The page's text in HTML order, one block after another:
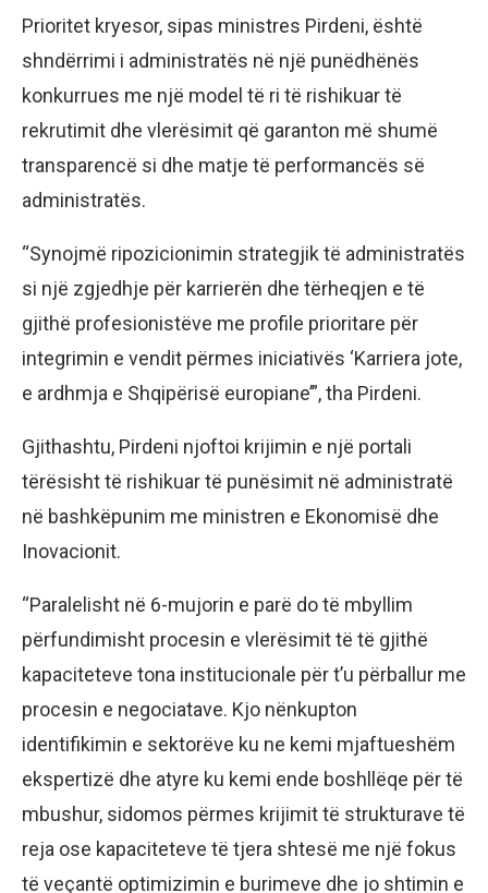
Prioritet kryesor, sipas ministres Pirdeni, është
shndërrimi i administratës në një punëdhënës
konkurrues me një model të ri të rishikuar të
rekrutimit dhe vlerësimit që garanton më shumë
transparencë si dhe matje të performancës së
administratës.
“Synojmë ripozicionimin strategjik të administratës
si një zgjedhje për karrierën dhe tërheqjen e të
gjithë profesionistëve me profile prioritare për
integrimin e vendit përmes iniciativës ‘Karriera jote,
e ardhmja e Shqipërisë europiane’”, tha Pirdeni.
Gjithashtu, Pirdeni njoftoi krijimin e një portali
tërësisht të rishikuar të punësimit në administratë
në bashkëpunim me ministren e Ekonomisë dhe
Inovacionit.
“Paralelisht në 6-mujorin e parë do të mbyllim
përfundimisht procesin e vlerësimit të të gjithë
kapaciteteve tona institucionale për t’u përballur me
procesin e negociatave. Kjo nënkupton
identifikimin e sektorëve ku ne kemi mjaftueshëm
ekspertizë dhe atyre ku kemi ende boshllëqe për të
mbushur, sidomos përmes krijimit të strukturave të
reja ose kapaciteteve të tjera shtesë me një fokus
të veçantë optimizimin e burimeve dhe jo shtimin e